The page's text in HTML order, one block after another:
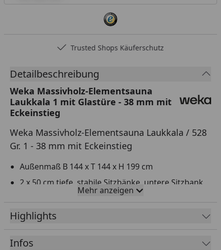
Trusted Shops Käuferschutz
Detailbeschreibung
Weka Massivholz-Elementsauna
Laukkala 1 mit Glastüre - 38 mm mit
Eckeinstieg
Weka Massivholz-Elementsauna Laukkala / 528
Gr. 1 - 38 mm mit Eckeinstieg
Außenmaß B 144 x T 144 x H 199 cm
2 x 50 cm tiefe, stabile Sitzbänke, untere Sitzbank
Inkl. Ofenschutzgitter
38 mm starke Wandelemente
Mehr anzeigen
Highlights
Infos